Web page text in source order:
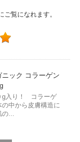
ご覧になれます。
ック コラーゲン
g入り！ コラーゲ
中から皮膚構造に
...